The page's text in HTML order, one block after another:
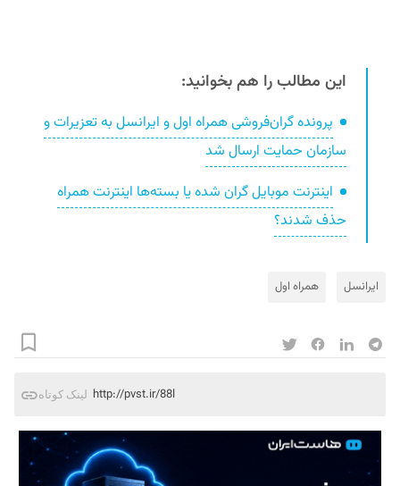
این مطالب را هم بخوانید:
پرونده گران‌فروشی همراه اول و ایرانسل به تعزیرات و
سازمان حمایت ارسال شد
اینترنت موبایل گران شده یا بسته‌ها اینترنت همراه
حذف شدند؟
ایرانسل همراه اول
لینک کوتاه http://pvst.ir/88l